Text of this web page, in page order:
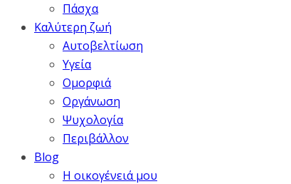
Πάσχα
Καλύτερη ζωή
Αυτοβελτίωση
Υγεία
Ομορφιά
Οργάνωση
Ψυχολογία
Περιβάλλον
Blog
Η οικογένειά μου